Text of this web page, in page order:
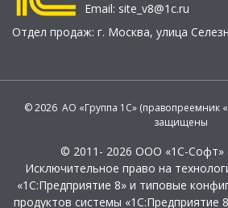
Email: site_v8@1c.ru
Отдел продаж: г. Москва, улица
© 2026 АО «Группа 1С» (правопреемник
защищены
© 2011- 2026 ООО «1С-Софт»
Исключительное право на
«1С:Предприятие 8» и типовые
продуктов системы «1С:Предприятие